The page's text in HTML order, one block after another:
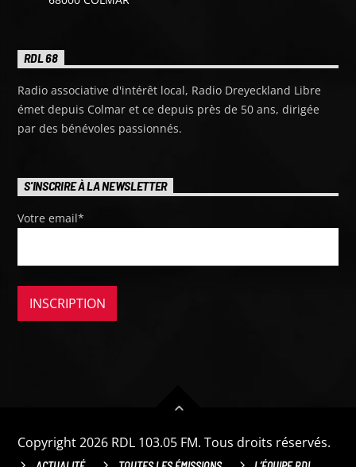
RDL 68
Radio associative d'intérêt local, Radio Dreyeckland Libre
émet depuis Colmar et ce depuis près de 50 ans, dirigée
par des bénévoles passionnés.
S'INSCRIRE À LA NEWSLETTER
Votre email*
Copyright 2026 RDL 103.05 FM. Tous droits réservés.